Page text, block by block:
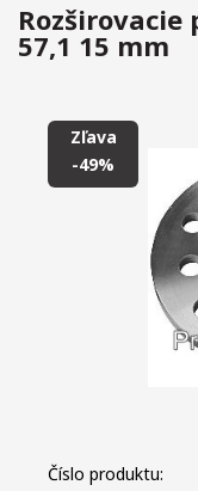
Rozširovacie
57,1 15 mm
Zľava
-49%
Číslo produktu: